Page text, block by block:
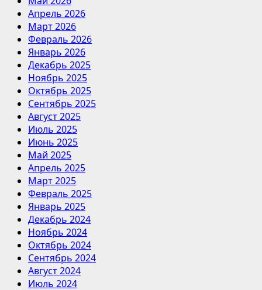
Апрель 2026
Март 2026
Февраль 2026
Январь 2026
Декабрь 2025
Ноябрь 2025
Октябрь 2025
Сентябрь 2025
Август 2025
Июль 2025
Июнь 2025
Май 2025
Апрель 2025
Март 2025
Февраль 2025
Январь 2025
Декабрь 2024
Ноябрь 2024
Октябрь 2024
Сентябрь 2024
Август 2024
Июль 2024